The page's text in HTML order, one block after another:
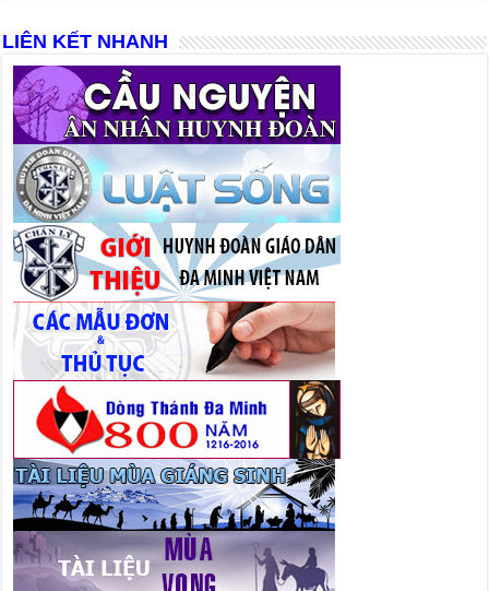
LIÊN KẾT NHANH